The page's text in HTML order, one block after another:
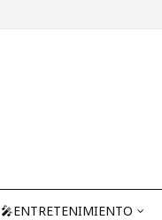
🎤ENTRETENIMIENTO